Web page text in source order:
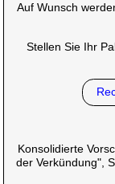
Auf Wunsch
Stellen Sie Ihr
Konsolidierte
der Verkündung",